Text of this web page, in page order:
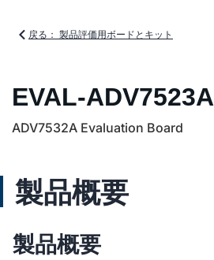
戻る： 製品評価用ボードとキット
EVAL-ADV7523A
ADV7532A Evaluation Board
製品概要
製品概要